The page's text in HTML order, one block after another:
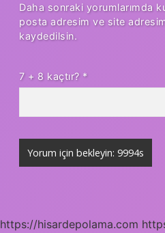
Daha sonraki yorumlarımda
posta adresim ve site
kaydedilsin.
7 + 8 kaçtır? *
https://hisardepolama.com